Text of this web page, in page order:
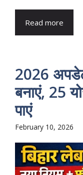
Read more
2026
बनाएं, 25
पाएं
February 10, 2026